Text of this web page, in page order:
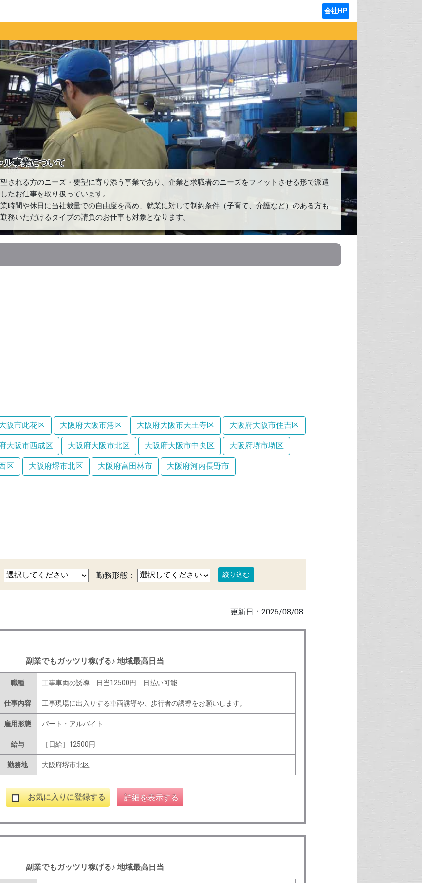
会社HP
ル事業について
される方のニーズ・要望に寄り添う事業であり、企業と求職者のニーズをフィットさせる形で派遣
たお仕事を取り扱っています。
時間や休日に当社裁量での自由度を高め、就業に対して制約条件（子育て、介護など）のある方も
務いただけるタイプの請負のお仕事も対象となります。
阪市此花区 大阪府大阪市港区 大阪府大阪市天王寺区 大阪府大阪市住吉区
大阪市西成区 大阪府大阪市北区 大阪府大阪市中央区 大阪府堺市堺区
区 大阪府堺市北区 大阪府富田林市 大阪府河内長野市
勤務形態：
2026/08/08
副業でもガッツリ稼げる♪ 地域最高日当
職種 工事車両の誘導 日当12500円 日払い可能
仕事内容 工事現場に出入りする車両誘導や、歩行者の誘導をお願いします。
雇用形態 パート・アルバイト
給与 ［日給］12500円
勤務地 大阪府堺市北区
お気に入りに登録する 詳細を表示する
副業でもガッツリ稼げる♪ 地域最高日当